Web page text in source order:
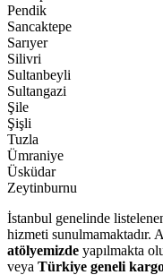
Pendik
Sancaktepe
Sarıyer
Silivri
Sultanbeyli
Sultangazi
Şile
Şişli
Tuzla
Ümraniye
Üsküdar
Zeytinburnu
İstanbul genelinde
hizmeti sunulmamaktadır.
atölyemizde yapılmakta
veya Türkiye geneli